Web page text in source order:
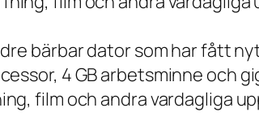
bärbar dator som har fått
4 GB arbetsminne
film och andra vardagliga